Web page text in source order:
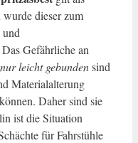
dieser zum
Gefährliche an
leicht gebundensind
Materialalterung
können. Daher sind sie
ist die Situation
für Fahrstühle